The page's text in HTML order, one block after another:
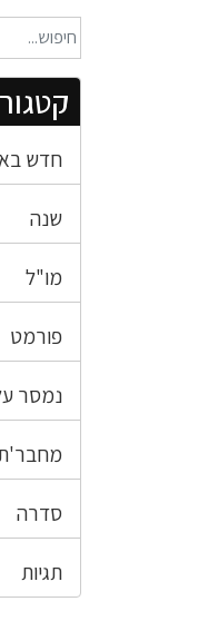
טקסט חופשי...
חדש
שנה
מו"ל
פורמט
נמסר
סדרה
תגיות